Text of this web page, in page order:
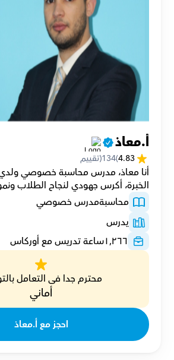
أ.معاذ
4.83
(
134(تقييم
الخبرة، أكرس جهودي لنجاح الطلاب
محاسبةمدرس خصوصي
يدرس
١,٢٦٦ساعة تدريس مع أوركاس
محترم جدا فى التعامل
أماني
احجز مع أ.معاذ